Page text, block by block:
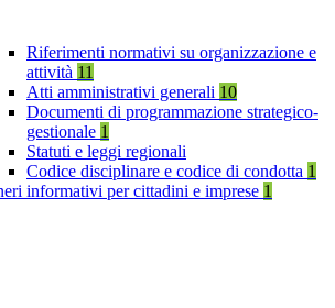
Riferimenti normativi su organizzazione e
attività 11
Atti amministrativi generali 10
Documenti di programmazione strategico-
gestionale 1
Statuti e leggi regionali
Codice disciplinare e codice di condotta 1
informativi per cittadini e imprese 1